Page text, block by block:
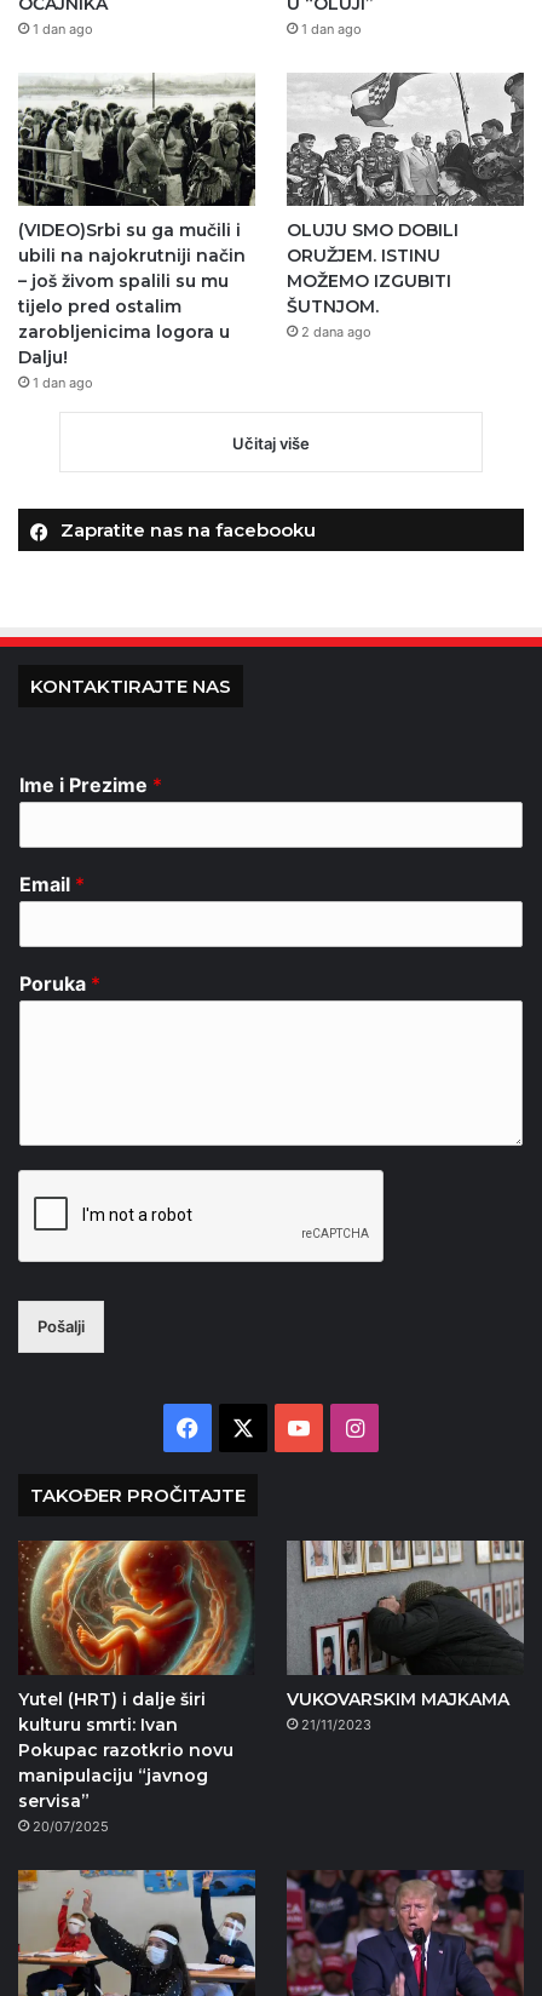
1 dan ago 1 dan ago
(VIDEO)Srbi su ga mučili i
ubili na najokrutniji način
– još živom spalili su mu
tijelo pred ostalim
zarobljenicima logora u
Dalju!
1 dan ago
OLUJU SMO DOBILI
ORUŽJEM. ISTINU
MOŽEMO IZGUBITI
ŠUTNJOM.
2 dana ago
Učitaj više
Zapratite nas na facebooku
KONTAKTIRAJTE NAS
Ime i Prezime *
Email *
Poruka *
Pošalji
Facebook YouTubeInstagram
TAKOĐER PROČITAJTE
Yutel (HRT) i dalje širi
kulturu smrti: Ivan
Pokupac razotkrio novu
manipulaciju “javnog
servisa”
20/07/2025
VUKOVARSKIM MAJKAMA
21/11/2023